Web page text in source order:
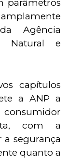
parâmetros
da Agência
Natural e
capítulos
a ANP a
com a
segurança
quanto a